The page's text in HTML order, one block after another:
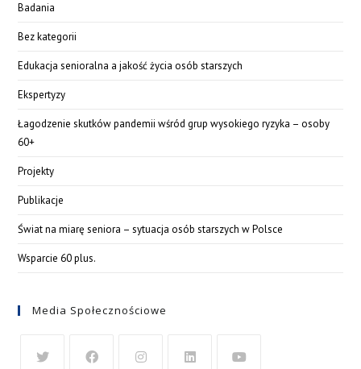
Badania
Bez kategorii
Edukacja senioralna a jakość życia osób starszych
Ekspertyzy
Łagodzenie skutków pandemii wśród grup wysokiego ryzyka – osoby
60+
Projekty
Publikacje
Świat na miarę seniora – sytuacja osób starszych w Polsce
Wsparcie 60 plus.
Media Społecznościowe